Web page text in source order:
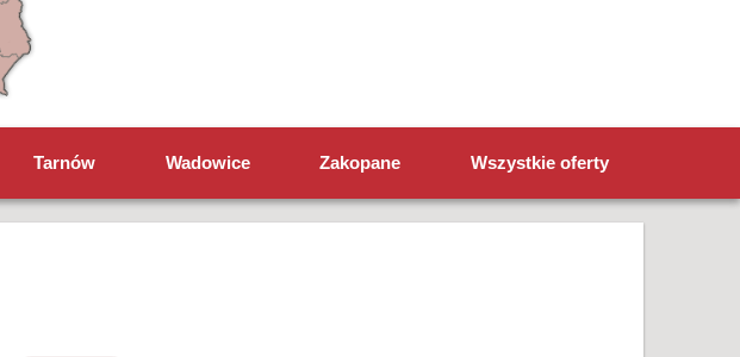
Tarnów Wadowice Zakopane Wszystkie oferty